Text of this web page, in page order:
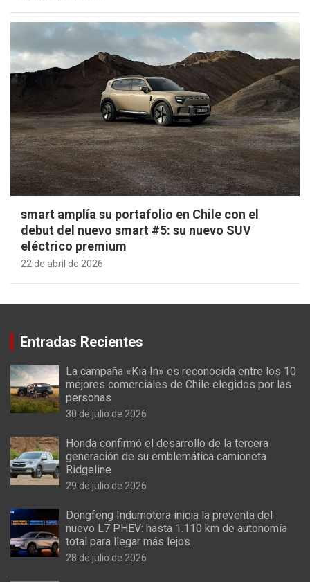
smart amplía su portafolio en Chile con el
debut del nuevo smart #5: su nuevo SUV
eléctrico premium
22 de abril de 2026
Entradas Recientes
La campaña «Kia In» es reconocida entre los 10
mejores comerciales de Chile elegidos por las
personas
30 de julio de 2026
Honda confirmó el desarrollo de la tercera
generación de su emblemática camioneta
Ridgeline
29 de julio de 2026
Dongfeng Indumotora inicia la preventa del
nuevo L7 PHEV: hasta 1.110 km de autonomía
total para llegar más lejos
28 de julio de 2026